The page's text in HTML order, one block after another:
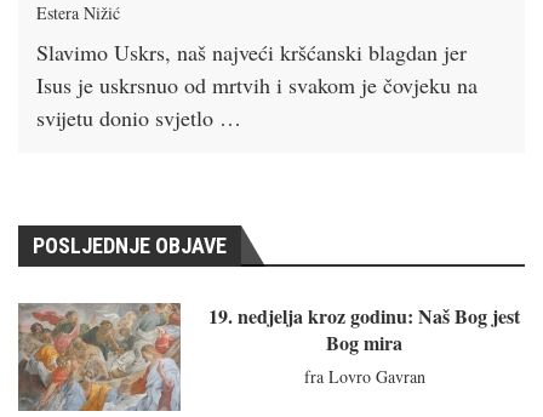
Estera Nižić
Slavimo Uskrs, naš najveći kršćanski blagdan jer
Isus je uskrsnuo od mrtvih i svakom je čovjeku na
svijetu donio svjetlo …
POSLJEDNJE OBJAVE
19. nedjelja kroz godinu: Naš Bog jest
Bog mira
fra Lovro Gavran